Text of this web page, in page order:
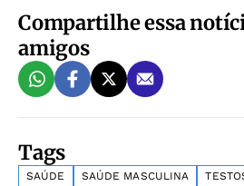
Compartilhe essa
amigos
Tags
SAÚDE SAÚDE MASCULINA